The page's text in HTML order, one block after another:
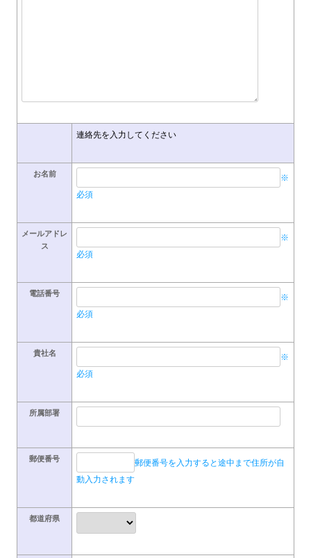
連絡先を入力してください
お名前
※
必須
メールアドレ
ス
※
必須
電話番号
※
必須
貴社名
※
必須
所属部署
郵便番号
郵便番号を入力すると途中まで住所が自
動入力されます
都道府県